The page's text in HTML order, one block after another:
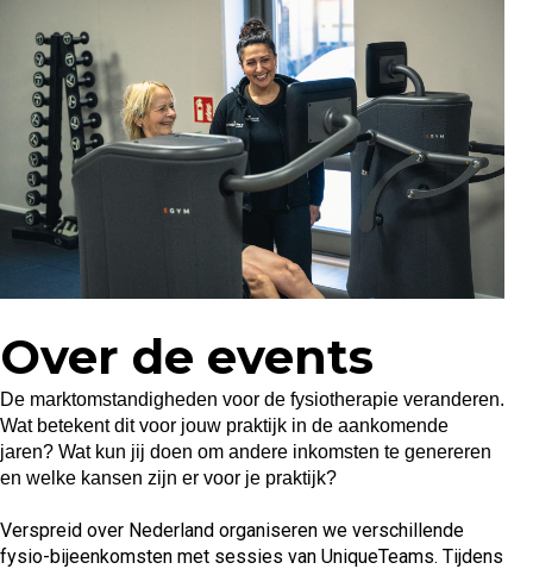
Over de events
De marktomstandigheden voor de fysiotherapie veranderen.
Wat betekent dit voor jouw praktijk in de aankomende
jaren? Wat kun jij doen om andere inkomsten te genereren
en welke kansen zijn er voor je praktijk?
Verspreid over Nederland organiseren we verschillende
fysio-bijeenkomsten met sessies van UniqueTeams. Tijdens